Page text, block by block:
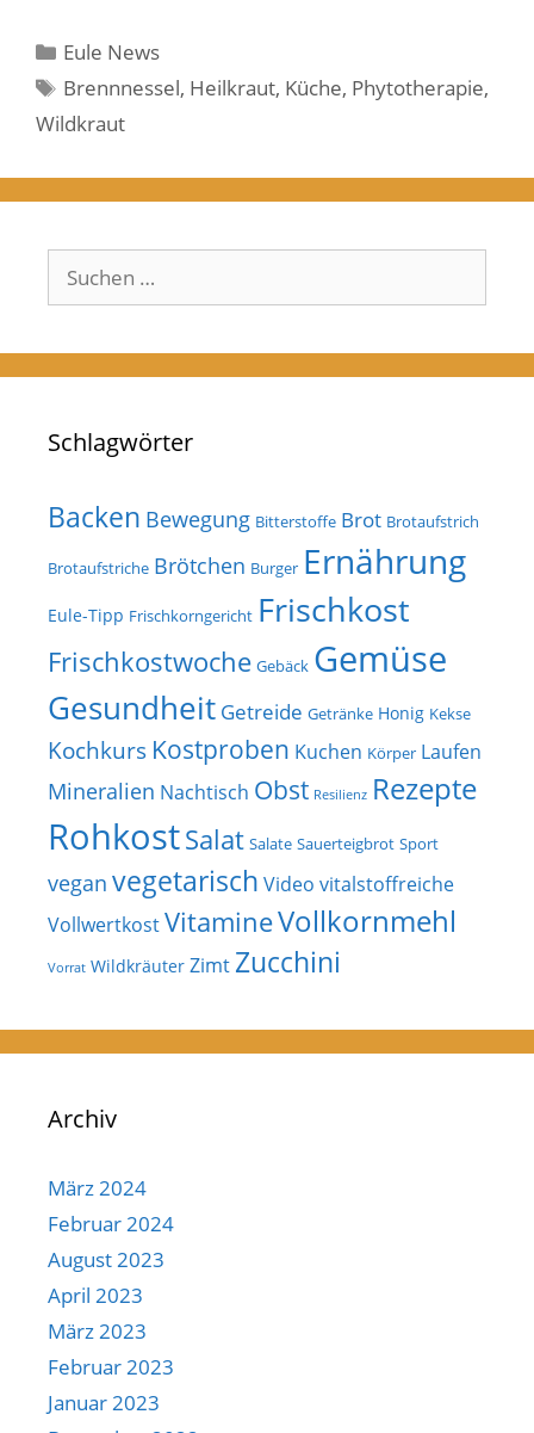
Kategorien
Eule News
Schlagwörter
Brennnessel, Heilkraut, Küche, Phytotherapie,
Wildkraut
Suchen
nach:
Schlagwörter
Backen Bewegung Bitterstoffe Brot Brotaufstrich
Brotaufstriche Brötchen Burger Ernährung
Eule-Tipp Frischkorngericht Frischkost
Frischkostwoche Gebäck Gemüse
Gesundheit Getreide Getränke Honig Kekse
Kochkurs Kostproben Kuchen Körper Laufen
Mineralien Nachtisch Obst Resilienz Rezepte
RohkostSalat Salate Sauerteigbrot Sport
vegan vegetarisch Video vitalstoffreiche
VollwertkostVitamineVollkornmehl
Vorrat Wildkräuter Zimt Zucchini
Archiv
März 2024
Februar 2024
August 2023
April 2023
März 2023
Februar 2023
Januar 2023